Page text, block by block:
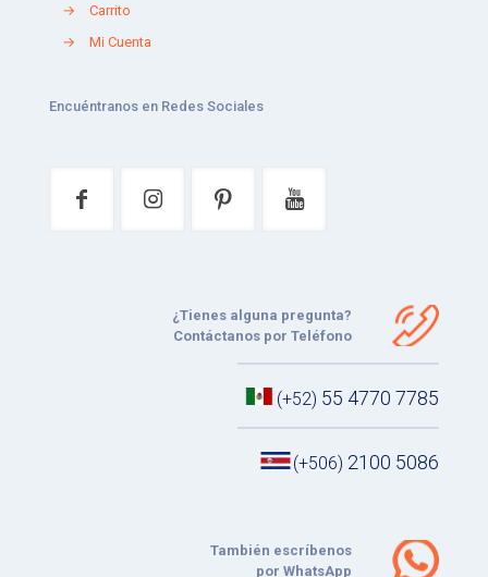
→
Carrito
→
Mi Cuenta
Encuéntranos en Redes Sociales
¿Tienes alguna pregunta?
Contáctanos por Teléfono
(+52) 55 4770 7785
(+506) 2100 5086
También escríbenos
por WhatsApp